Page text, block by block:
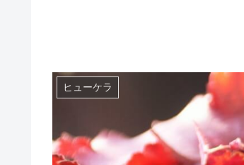
ヒューケラ